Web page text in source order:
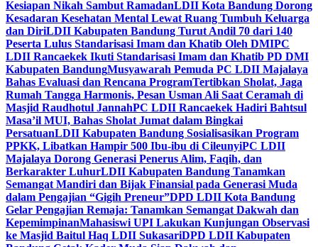
Kesiapan Nikah Sambut RamadanLDII Kota Bandung Dorong
Kesadaran Kesehatan Mental Lewat Ruang Tumbuh Keluarga
dan DiriLDII Kabupaten Bandung Turut Andil 70 dari 140
Peserta Lulus Standarisasi Imam dan Khatib Oleh DMIPC
LDII Rancaekek Ikuti Standarisasi Imam dan Khatib PD DMI
Kabupaten BandungMusyawarah Pemuda PC LDII Majalaya
Bahas Evaluasi dan Rencana ProgramTertibkan Sholat, Jaga
Rumah Tangga Harmonis, Pesan Usman Ali Saat Ceramah di
Masjid Raudhotul JannahPC LDII Rancaekek Hadiri Bahtsul
Masa’il MUI, Bahas Sholat Jumat dalam Bingkai
PersatuanLDII Kabupaten Bandung Sosialisasikan Program
PPKK, Libatkan Hampir 500 Ibu-ibu di CileunyiPC LDII
Majalaya Dorong Generasi Penerus Alim, Faqih, dan
Berkarakter LuhurLDII Kabupaten Bandung Tanamkan
Semangat Mandiri dan Bijak Finansial pada Generasi Muda
dalam Pengajian “Gigih Preneur”DPD LDII Kota Bandung
Gelar Pengajian Remaja: Tanamkan Semangat Dakwah dan
KepemimpinanMahasiswi UPI Lakukan Kunjungan Observasi
ke Masjid Baitul Haq LDII SukasariDPD LDII Kabupaten